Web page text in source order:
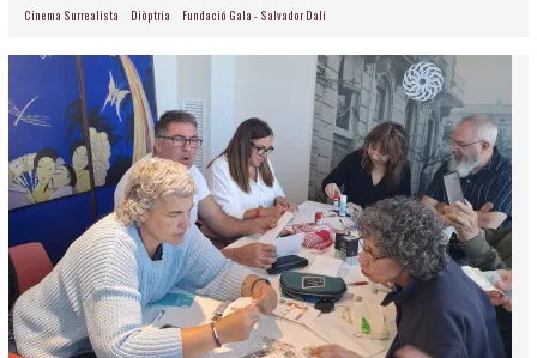
Cinema Surrealista Diòptria Fundació Gala - Salvador Dalí